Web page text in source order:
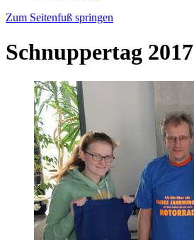
Zum Seitenfuß springen
Schnuppertag 2017